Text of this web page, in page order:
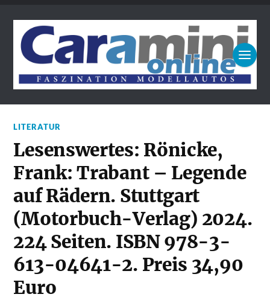
LITERATUR
Lesenswertes: Rönicke,
Frank: Trabant – Legende
auf Rädern. Stuttgart
(Motorbuch-Verlag) 2024.
224 Seiten. ISBN 978-3-
613-04641-2. Preis 34,90
Euro